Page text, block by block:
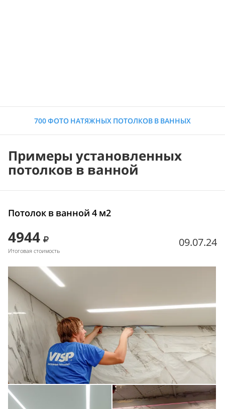
700 ФОТО НАТЯЖНЫХ ПОТОЛКОВ В ВАННЫХ
Примеры установленных
потолков в ванной
Потолок в ванной 4 м2
4944
Итоговая стоимость
09.07.24